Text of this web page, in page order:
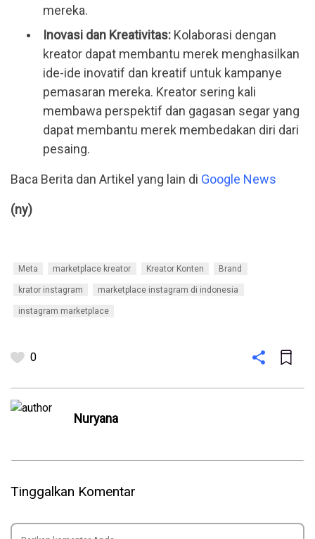
mereka.
Inovasi dan Kreativitas: Kolaborasi dengan
kreator dapat membantu merek menghasilkan
ide-ide inovatif dan kreatif untuk kampanye
pemasaran mereka. Kreator sering kali
membawa perspektif dan gagasan segar yang
dapat membantu merek membedakan diri dari
pesaing.
Baca Berita dan Artikel yang lain di Google News
(ny)
Meta marketplace kreator Kreator Konten Brand
krator instagram marketplace instagram di indonesia
instagram marketplace
0
Nuryana
Tinggalkan Komentar